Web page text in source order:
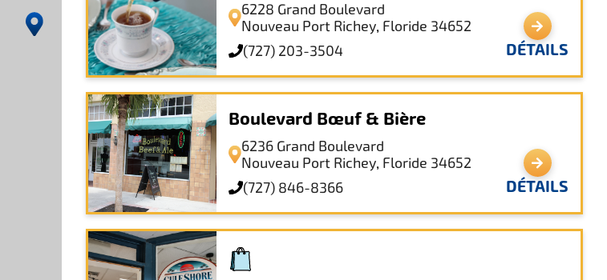
6228 Grand Boulevard
Nouveau Port Richey, Floride 34652
(727) 203-3504
DÉTAILS
Boulevard Bœuf & Bière
6236 Grand Boulevard
Nouveau Port Richey, Floride 34652
(727) 846-8366
DÉTAILS